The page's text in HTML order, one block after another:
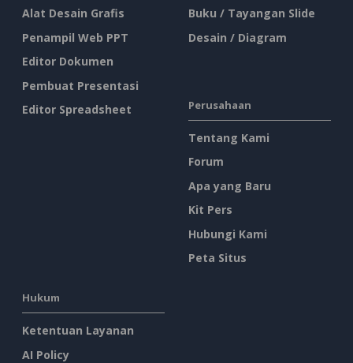
Alat Desain Grafis
Penampil Web PPT
Editor Dokumen
Pembuat Presentasi
Editor Spreadsheet
Buku / Tayangan Slide
Desain / Diagram
Perusahaan
Tentang Kami
Forum
Apa yang Baru
Kit Pers
Hubungi Kami
Peta Situs
Hukum
Ketentuan Layanan
AI Policy